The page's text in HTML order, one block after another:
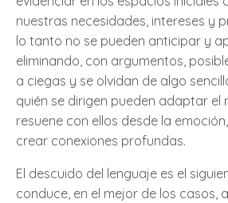
nuestras necesidades, intereses y
lo tanto no se pueden anticipar y
eliminando, con argumentos,
a ciegas y se olvidan de algo
quién se dirigen pueden adaptar el
resuene con ellos desde la
crear conexiones profundas.
El descuido del lenguaje es el
conduce, en el mejor de los casos,